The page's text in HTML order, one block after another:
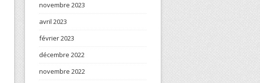
novembre 2023
avril 2023
février 2023
décembre 2022
novembre 2022